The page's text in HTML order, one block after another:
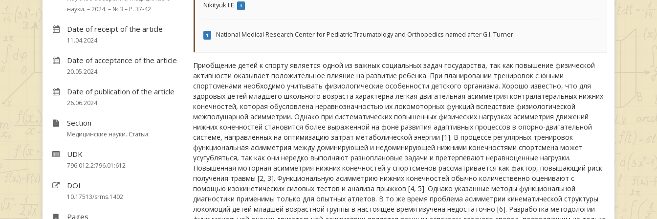
науки. – 2024. – № 3 – P. 37-42
Date of receipt of the article
11.04.2024
Date of acceptance of the article
20.05.2024
Date of publication of the article
26.06.2024
Section
Медицинские науки. Статьи
UDK
796.012.2:796.01:612
DOI
10.17513/srms.1402
Pages
Nikityuk I.E. 1
1 National Medical Research Center for Pediatric Traumatology and Orthopedics named after G.I. Turner
Приобщение детей к спорту является одной из важных социальных задач государства, так как повышение физической
активности оказывает положительное влияние на развитие ребенка. При планировании тренировок с юными
спортсменами необходимо учитывать физиологические особенности детского организма. Хорошо известно, что для
здоровых детей младшего школьного возраста характерна легкая двигательная асимметрия контралатеральных нижних
конечностей, которая обусловлена неравнозначностью их локомоторных функций вследствие физиологической
межполушарной асимметрии. Однако при систематических повышенных физических нагрузках асимметрия движений
нижних конечностей становится более выраженной на фоне развития адаптивных процессов в опорно-двигательной
системе, направленных на оптимизацию затрат метаболической энергии [1]. В процессе регулярных тренировок
функциональная асимметрия между доминирующей и недоминирующей нижними конечностями спортсмена может
усугубляться, так как они нередко выполняют разноплановые задачи и претерпевают неравноценные нагрузки.
Повышенная моторная асимметрия нижних конечностей у спортсменов рассматривается как фактор, повышающий риск
получения травмы [2, 3]. Функциональную асимметрию нижних конечностей обычно количественно оценивают с
помощью изокинетических силовых тестов и анализа прыжков [4, 5]. Однако указанные методы функциональной
диагностики применимы только для опытных атлетов. В то же время проблема асимметрии кинематической структуры
локомоций детей младшей возрастной группы в настоящее время изучена недостаточно [6]. Разработка методологии